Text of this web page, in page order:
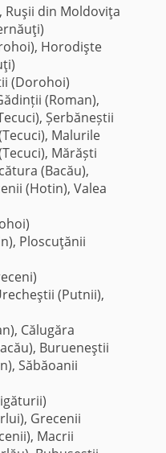
Ruşii din Moldoviţa
Horodişte
(Dorohoi)
(Roman),
Șerbăneștii
Malurile
Mărăști
(Bacău),
(Hotin), Valea
Ploscuţănii
(Putnii),
Călugăra
Burueneştii
Săbăoanii
Grecenii
Macrii